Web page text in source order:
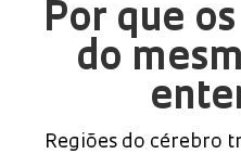
Por que
do
Regiões do cérebro